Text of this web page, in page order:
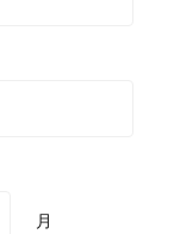
月